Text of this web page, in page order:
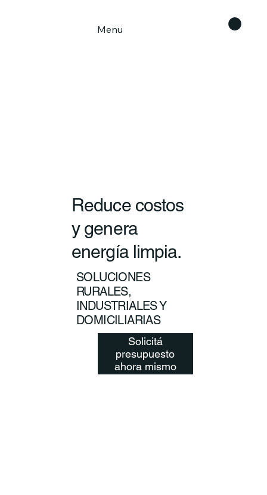
Menu
Reduce costos
y genera
energía limpia.
SOLUCIONES
RURALES,
INDUSTRIALES Y
DOMICILIARIAS
Solicitá
presupuesto
ahora mismo